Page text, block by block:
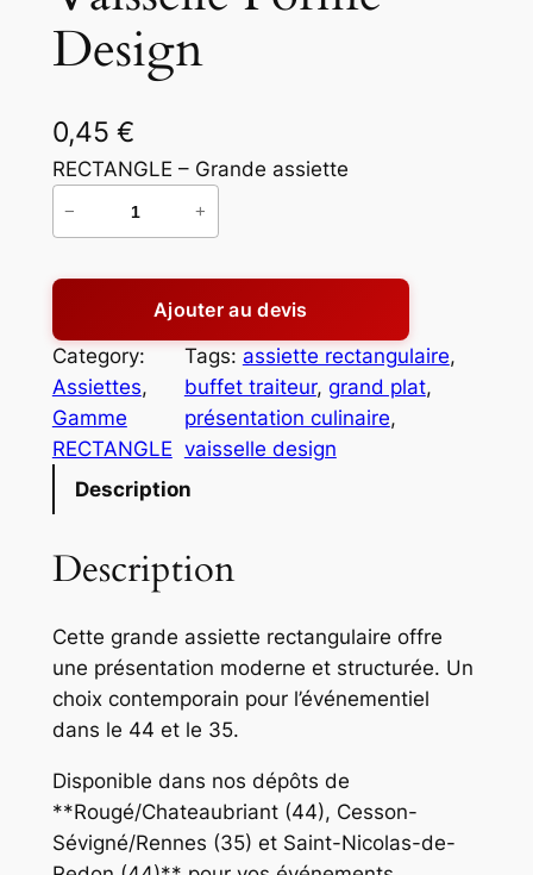
Design
0,45 €
RECTANGLE – Grande assiette
a
t
i
t
é
r
n
d
e
A
s
i
e
− +
Ajouter au devis
Category:
Assiettes
Gamme
RECTANGLE
Tags: assiette rectangulaire
buffet traiteur, grand plat
présentation culinaire
vaisselle design
Description
Description
Cette grande assiette rectangulaire offre
une présentation moderne et structurée. Un
choix contemporain pour l’événementiel
dans le 44 et le 35.
Disponible dans nos dépôts de
**Rougé/Chateaubriant (44), Cesson-
Sévigné/Rennes (35) et Saint-Nicolas-de-